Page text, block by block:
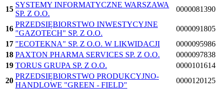
15
SYSTEMY INFORMATYCZNE WARSZAWA
SP. Z O.O.
0000081390
16
PRZEDSIĘBIORSTWO INWESTYCYJNE
"GAZOTECH" SP. Z O.O.
0000091805
17 "ECOTEKNA" SP. Z O.O. W LIKWIDACJI
0000095986
18 PAXTON PHARMA SERVICES SP. Z O.O.
0000097838
19 TORUS GRUPA SP. Z O.O.
0000101614
20
PRZEDSIĘBIORSTWO PRODUKCYJNO-
HANDLOWE "GREEN - FIELD"
0000120125